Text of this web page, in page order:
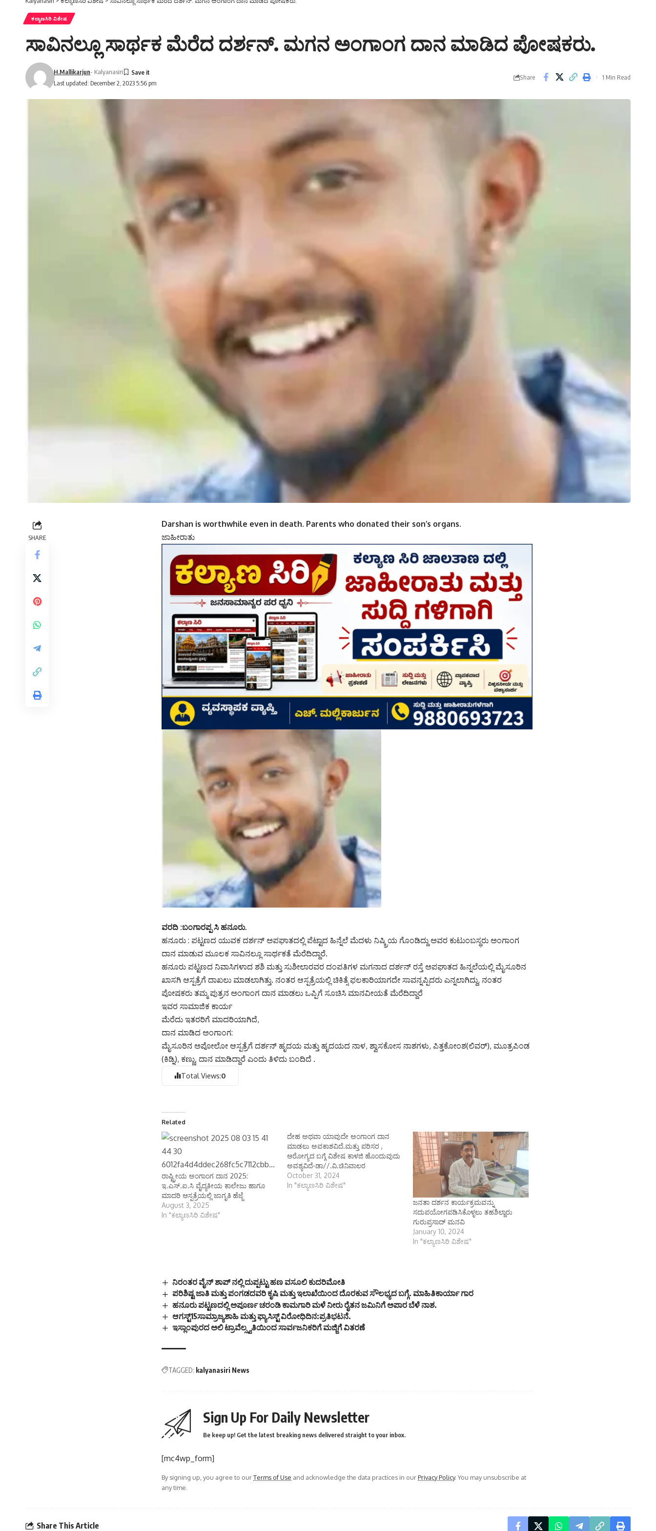
ಕಲ್ಯಾಣಸಿರಿ ವಿಶೇಷ
ಸಾವಿನಲ್ಲೂ ಸಾರ್ಥಕ ಮೆರೆದ ದರ್ಶನ್. ಮಗನ ಅಂಗಾಂಗ ದಾನ ಮಾಡಿದ ಪೋಷಕರು.
Last updated: December 2, 2023 5:56 pm
H.Mallikarjun- Kalyanasiri
Share 1 Min Read
SHARE
Darshan is worthwhile even in death. Parents who donated their son’s organs.
ಜಾಹೀರಾತು
ವರದಿ :ಬಂಗಾರಪ್ಪ ಸಿ ಹನೂರು.
ಹನೂರು : ಪಟ್ಟಣದ ಯುವಕ ದರ್ಶನ್ ಅಪಘಾತದಲ್ಲಿ ಪೆಟ್ಟಾದ ಹಿನ್ನೆಲೆ ಮೆದಳು ನಿಷ್ಕ್ರಿಯ ಗೊಂಡಿದ್ದು ಅವರ ಕುಟುಂಬಸ್ಥರು ಅಂಗಾಂಗ
ದಾನ ಮಾಡುವ ಮೂಲಕ ಸಾವಿನಲ್ಲೂ ಸಾರ್ಥಕತೆ ಮೆರೆದಿದ್ದಾರೆ.
ಹನೂರು ಪಟ್ಟಣದ ನಿವಾಸಿಗಳಾದ ಶಶಿ ಮತ್ತು ಸುಶೀಲಾರವರ ದಂಪತಿಗಳ ಮಗನಾದ ದರ್ಶನ್ ರಸ್ತೆ ಅಪಘಾತದ ಹಿನ್ನಲೆಯಲ್ಲಿ ಮೈಸೂರಿನ
ಖಾಸಗಿ ಆಸ್ಪತ್ರೆಗೆ ದಾಖಲು ಮಾಡಲಾಗಿತ್ತು. ನಂತರ ಆಸ್ಪತ್ರೆಯಲ್ಲಿ ಚಿಕಿತ್ಸೆ ಫಲಕಾರಿಯಾಗದೇ ಸಾವನ್ನಪ್ಪಿದರು ಎನ್ನಲಾಗಿದ್ದು, ನಂತರ
ಪೋಷಕರು ತಮ್ಮ ಪುತ್ರನ ಅಂಗಾಂಗ ದಾನ ಮಾಡಲು ಒಪ್ಪಿಗೆ ಸೂಚಿಸಿ ಮಾನವೀಯತೆ ಮೆರೆದಿದ್ದಾರೆ
ಇವರ ಸಾಮಾಜಿಕ ಕಾರ್ಯ
ಮೆರೆದು ಇತರರಿಗೆ ಮಾದರಿಯಾಗಿದೆ,
ದಾನ ಮಾಡಿದ ಅಂಗಾಂಗ:
ಮೈಸೂರಿನ ಅಪೋಲೋ ಆಸ್ಪತ್ರೆಗೆ ದರ್ಶನ್ ಹೃದಯ ಮತ್ತು ಹೃದಯದ ನಾಳ, ಶ್ವಾಸಕೋಸ ನಾಶಗಳು, ಪಿತ್ತಕೋಂಶ(ಲಿವರ್), ಮೂತ್ರಪಿಂಡ
(ಕಿಡ್ನಿ), ಕಣ್ಣು, ದಾನ ಮಾಡಿದ್ದಾರೆ ಎಂದು ತಿಳಿದು ಬಂದಿದೆ .
Total Views:0
Related
ರಾಷ್ಟ್ರೀಯ ಅಂಗಾಂಗ ದಾನ 2025:
ಇ.ಎಸ್.ಐ.ಸಿ ವೈದ್ಯಕೀಯ ಕಾಲೇಜು ಹಾಗೂ
ಮಾದರಿ ಆಸ್ಪತ್ರೆಯಲ್ಲಿ ಜಾಗೃತಿ ಹೆಜ್ಜೆ
August 3, 2025
In "ಕಲ್ಯಾಣಸಿರಿ ವಿಶೇಷ"
ದೇಹ ಅಥವಾ ಯಾವುದೇ ಅಂಗಾಂಗ ದಾನ
ಮಾಡಲು ಅವಕಾಶವಿದೆ.ಮತ್ತು ಪರಿಸರ ,
ಆರೋಗ್ಯದ ಬಗ್ಗೆ ವಿಶೇಷ ಕಾಳಜಿ ಹೊಂದುವುದು
ಅವಶ್ಯವಿದೆ-ಡಾ//.ವಿ.ಚಿನಿವಾಲರ
October 31, 2024
In "ಕಲ್ಯಾಣಸಿರಿ ವಿಶೇಷ"
ಜನತಾ ದರ್ಶನ ಕಾರ್ಯಕ್ರಮವನ್ನು
ಸದುಪಯೋಗಪಡಿಸಿಕೊಳ್ಳಲು ತಹಶಿಲ್ದಾರು
ಗುರುಪ್ರಸಾದ್ ಮನವಿ
January 10, 2024
In "ಕಲ್ಯಾಣಸಿರಿ ವಿಶೇಷ"
ನಿರಂತರ ವೈನ್ ಶಾಪ್ ನಲ್ಲಿ ದುಪ್ಪಟ್ಟು ಹಣ ವಸೂಲಿ ಕುದರಿಮೋತಿ
ಪರಿಶಿಷ್ಟ ಜಾತಿ ಮತ್ತು ಪಂಗಡದವರಿ ಕೃಷಿ ಮತ್ತು ಇಲಾಖೆಯಿಂದ ದೊರಕುವ ಸೌಲಭ್ಯದ ಬಗ್ಗೆ. ಮಾಹಿತಿಕಾರ್ಯಾ ಗಾರ
ಹನೂರು ಪಟ್ಟಣದಲ್ಲಿ ಅಪೂರ್ಣ ಚರಂಡಿ ಕಾಮಗಾರಿ ಮಳೆ ನೀರು ರೈತನ ಜಮಿನಿಗೆ ಅಪಾರ ಬೆಳೆ ನಾಶ.
ಆಗಸ್ಟ್15ಸಾಮ್ರಾಜ್ಯಶಾಹಿ ಮತ್ತು ಫ್ಯಾಸಿಸ್ಟ್ ವಿರೋಧಿದಿನ:ಪ್ರತಿಭಟನೆ.
ಇಸ್ಲಾಂಪುರದ ಅಲಿ ಟ್ರಾವೆಲ್ಸ್ವತಿಯಿಂದ ಸಾರ್ವಜನಿಕರಿಗೆ ಮಜ್ಜಿಗೆ ವಿತರಣೆ
TAGGED: kalyanasiri News
Sign Up For Daily Newsletter
Be keep up! Get the latest breaking news delivered straight to your inbox.
[mc4wp_form]
By signing up, you agree to ourTerms of Use and acknowledge the data practices in ourPrivacy Policy. You may unsubscribe at
any time.
Share This Article